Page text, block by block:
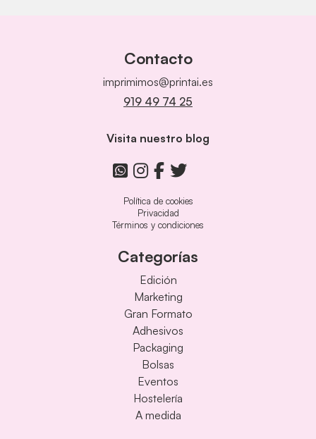
Contacto
imprimimos@printai.es
919 49 74 25
Visita nuestro blog
Política de cookies
Privacidad
Términos y condiciones
Categorías
Edición
Marketing
Gran Formato
Adhesivos
Packaging
Bolsas
Eventos
Hostelería
A medida